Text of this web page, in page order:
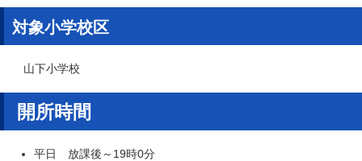
対象小学校区
山下小学校
開所時間
平日 放課後～19時0分